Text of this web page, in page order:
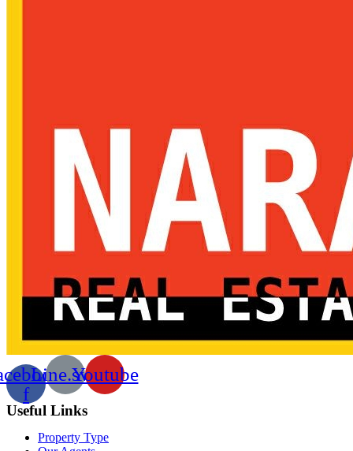
f
Line.svgYoutube
Useful Links
Property Type